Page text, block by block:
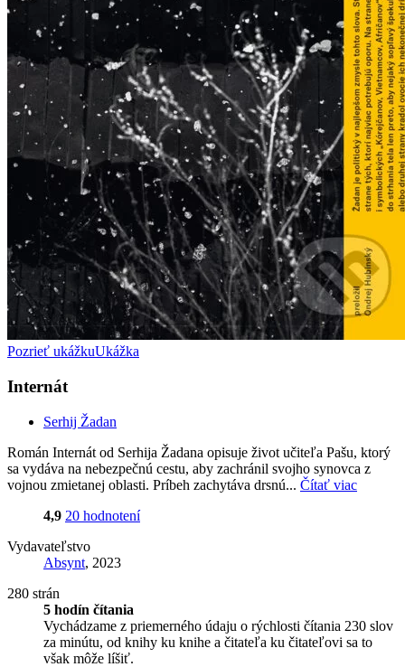
Pozrieť ukážkuUkážka
Internát
Serhij Žadan
Román Internát od Serhija Žadana opisuje život učiteľa Pašu, ktorý
sa vydáva na nebezpečnú cestu, aby zachránil svojho synovca z
vojnou zmietanej oblasti. Príbeh zachytáva drsnú... Čítať viac
4,9 20 hodnotení
Vydavateľstvo
Absynt, 2023
280 strán
5 hodín čítania
Vychádzame z priemerného údaju o rýchlosti čítania 230 slov
za minútu, od knihy ku knihe a čitateľa ku čitateľovi sa to
však môže líšiť.